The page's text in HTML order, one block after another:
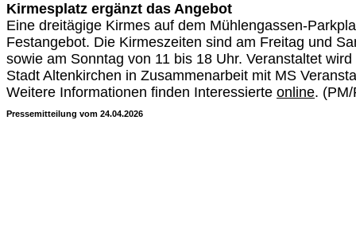
Kirmesplatz ergänzt das Angebot
Eine dreitägige Kirmes auf dem Mühlengassen-
Festangebot. Die Kirmeszeiten sind am Freitag und
sowie am Sonntag von 11 bis 18 Uhr. Veranstaltet
Stadt Altenkirchen in Zusammenarbeit mit MS
Weitere Informationen finden Interessierte online.
Pressemitteilung vom 24.04.2026